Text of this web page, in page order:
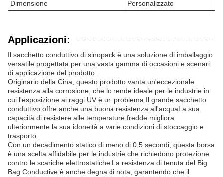
Dimensione
Personalizzato
Applicazioni:
Il sacchetto conduttivo di sinopack è una soluzione di imballaggio
versatile progettata per una vasta gamma di occasioni e scenari
di applicazione del prodotto.
Originario della Cina, questo prodotto vanta un'eccezionale
resistenza alla corrosione, che lo rende ideale per le industrie in
cui l'esposizione ai raggi UV è un problema.Il grande sacchetto
conduttivo offre anche una buona resistenza all'acquaLa sua
capacità di resistere alle temperature fredde migliora
ulteriormente la sua idoneità a varie condizioni di stoccaggio e
trasporto.
Con un decadimento statico di meno di 0,5 secondi, questa borsa
è una scelta affidabile per le industrie che richiedono protezione
contro le scariche elettrostatiche.La resistenza di tenuta del Big
Bag Conductive è anche degna di nota, garantendo che il